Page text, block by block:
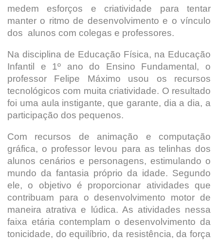
medem esforços e criatividade para tentar
manter o ritmo de desenvolvimento e o vínculo
dos alunos com colegas e professores.
Na disciplina de Educação Física, na Educação
Infantil e 1º ano do Ensino Fundamental, o
professor Felipe Máximo usou os recursos
tecnológicos com muita criatividade. O resultado
foi uma aula instigante, que garante, dia a dia, a
participação dos pequenos.
Com recursos de animação e computação
gráfica, o professor levou para as telinhas dos
alunos cenários e personagens, estimulando o
mundo da fantasia próprio da idade. Segundo
ele, o objetivo é proporcionar atividades que
contribuam para o desenvolvimento motor de
maneira atrativa e lúdica. As atividades nessa
faixa etária contemplam o desenvolvimento da
tonicidade, do equilíbrio, da resistência, da força